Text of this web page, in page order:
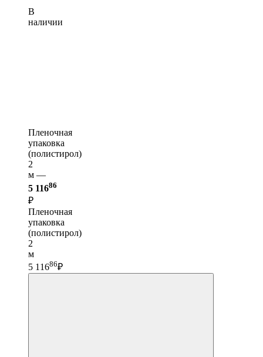
В
наличии
Пленочная
упаковка
(полистирол)
2
м —
5 11686
₽
Пленочная
упаковка
(полистирол)
2
м
5 11686₽